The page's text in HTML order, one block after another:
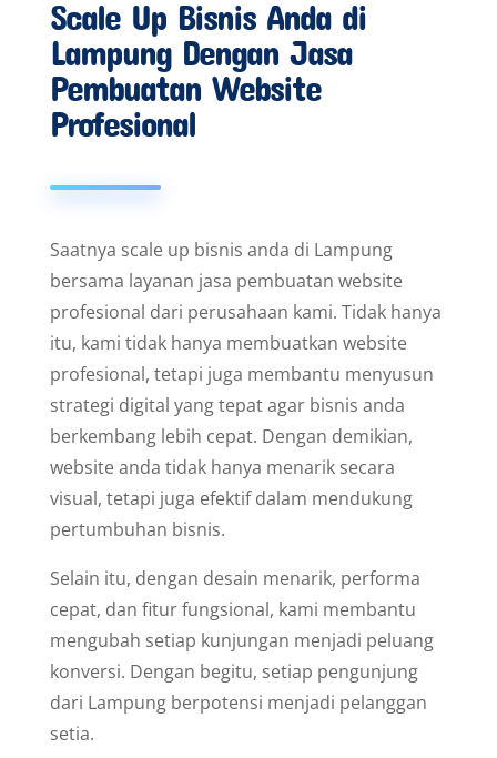
Scale Up Bisnis Anda di
Lampung Dengan Jasa
Pembuatan Website
Profesional
Saatnya scale up bisnis anda di Lampung
bersama layanan jasa pembuatan website
profesional dari perusahaan kami. Tidak hanya
itu, kami tidak hanya membuatkan website
profesional, tetapi juga membantu menyusun
strategi digital yang tepat agar bisnis anda
berkembang lebih cepat. Dengan demikian,
website anda tidak hanya menarik secara
visual, tetapi juga efektif dalam mendukung
pertumbuhan bisnis.
Selain itu, dengan desain menarik, performa
cepat, dan fitur fungsional, kami membantu
mengubah setiap kunjungan menjadi peluang
konversi. Dengan begitu, setiap pengunjung
dari Lampung berpotensi menjadi pelanggan
setia.